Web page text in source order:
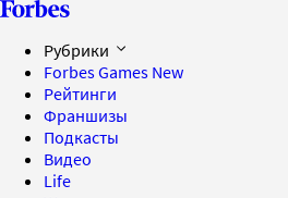
Рубрики
Forbes Games New
Рейтинги
Франшизы
Подкасты
Видео
Life